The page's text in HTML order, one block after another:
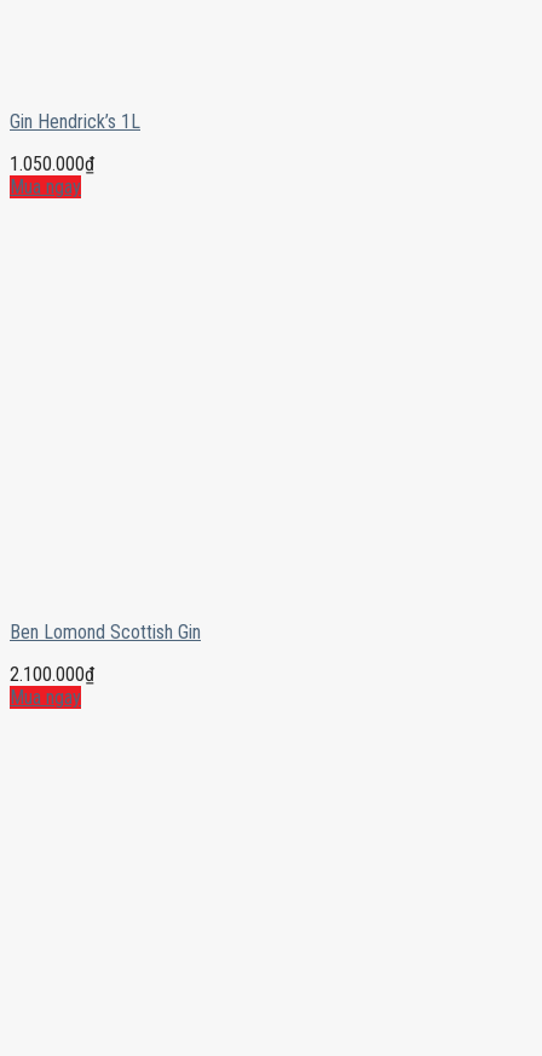
Gin Hendrick’s 1L
1.050.000₫
Mua ngay
Ben Lomond Scottish Gin
2.100.000₫
Mua ngay